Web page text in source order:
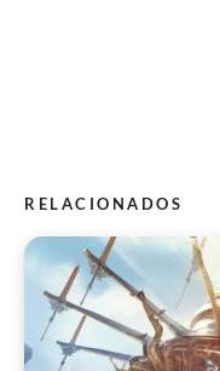
RELACIONADOS